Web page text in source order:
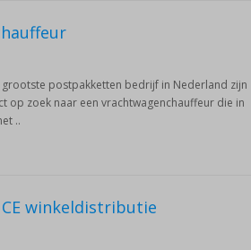
postpakketten bedrijf in Nederland zijn
op zoek naar een vrachtwagenchauffeur die in
..
winkeldistributie